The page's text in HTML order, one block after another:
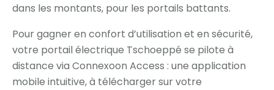
dans les montants, pour les portails battants.
Pour gagner en confort d’utilisation et en sécurité,
votre portail électrique Tschoeppé se pilote à
distance via Connexoon Access : une application
mobile intuitive, à télécharger sur votre